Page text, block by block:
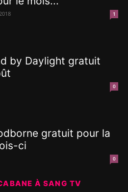
1
by Daylight gratuit
0
gratuit pour la
ci
0
À SANG TV